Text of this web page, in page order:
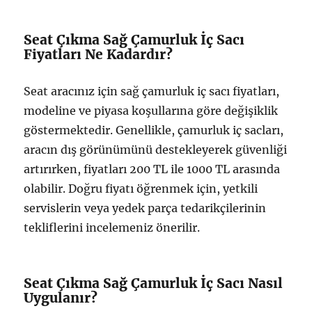
Seat Çıkma Sağ Çamurluk İç Sacı
Fiyatları Ne Kadardır?
Seat aracınız için sağ çamurluk iç sacı fiyatları,
modeline ve piyasa koşullarına göre değişiklik
göstermektedir. Genellikle, çamurluk iç sacları,
aracın dış görünümünü destekleyerek güvenliği
artırırken, fiyatları 200 TL ile 1000 TL arasında
olabilir. Doğru fiyatı öğrenmek için, yetkili
servislerin veya yedek parça tedarikçilerinin
tekliflerini incelemeniz önerilir.
Seat Çıkma Sağ Çamurluk İç Sacı Nasıl
Uygulanır?